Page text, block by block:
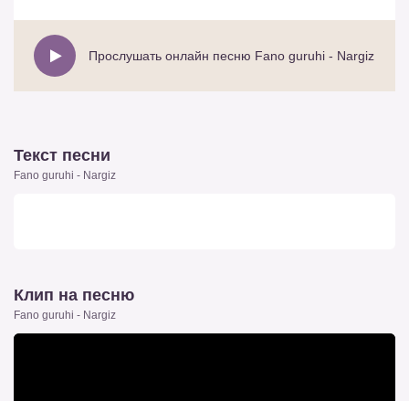
Прослушать онлайн песню Fano guruhi - Nargiz
Текст песни
Fano guruhi - Nargiz
Клип на песню
Fano guruhi - Nargiz